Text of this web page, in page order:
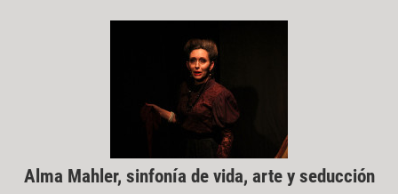
Alma Mahler, sinfonía de vida, arte y seducción